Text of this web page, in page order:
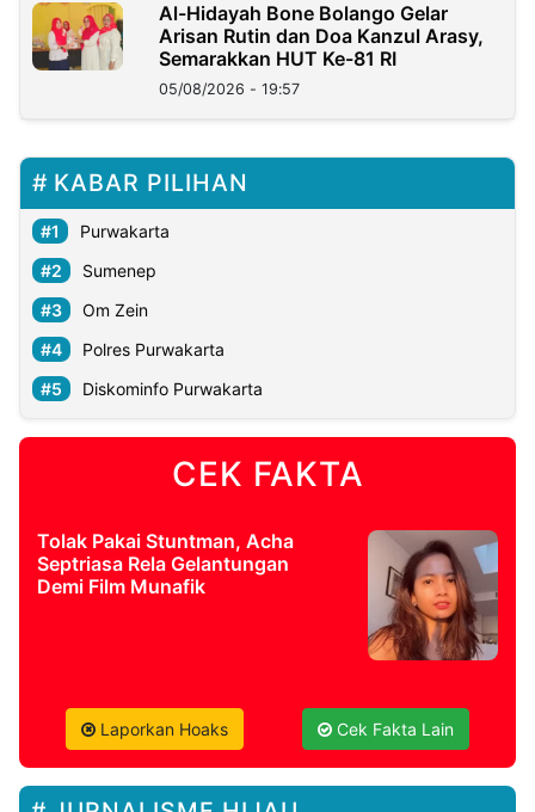
Al-Hidayah Bone Bolango Gelar
Arisan Rutin dan Doa Kanzul Arasy,
Semarakkan HUT Ke-81 RI
05/08/2026 - 19:57
KABAR PILIHAN
Purwakarta
Sumenep
Om Zein
Polres Purwakarta
Diskominfo Purwakarta
CEK FAKTA
Tolak Pakai Stuntman, Acha
Septriasa Rela Gelantungan
Demi Film Munafik
Laporkan Hoaks Cek Fakta Lain